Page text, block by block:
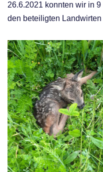
26.6.2021 konnten wir in
den beteiligten Landwirten